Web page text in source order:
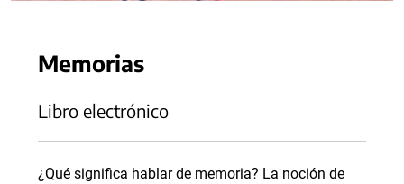
Memorias
Libro electrónico
¿Qué significa hablar de memoria? La noción de